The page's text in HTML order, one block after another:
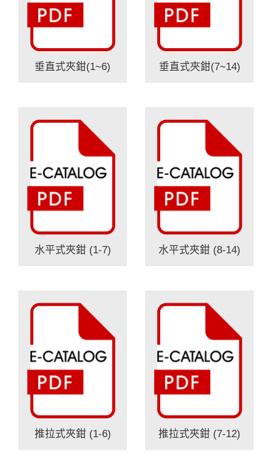
垂直式夾鉗(1~6) 垂直式夾鉗(7~14)
水平式夾鉗 (1-7) 水平式夾鉗 (8-14)
推拉式夾鉗 (1-6) 推拉式夾鉗 (7-12)